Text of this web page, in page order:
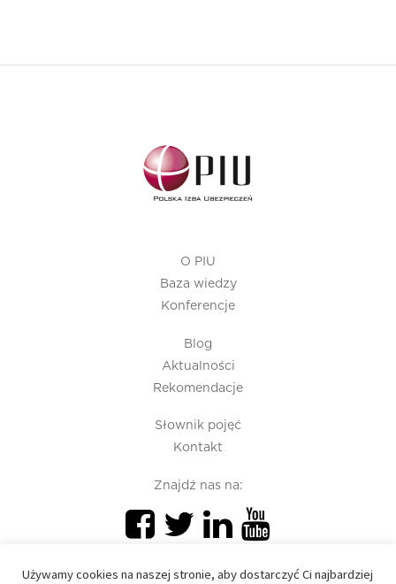
O PIU
Baza wiedzy
Konferencje
Blog
Aktualności
Rekomendacje
Słownik pojęć
Kontakt
Znajdź nas na:
Używamy cookies na naszej stronie, aby dostarczyć Ci najbardziej